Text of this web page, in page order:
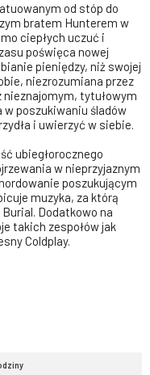
od stóp do
bratem Hunterem w
ciepłych uczuć i
poświęca nowej
pieniędzy, niż swojej
niezrozumiana przez
tytułowym
w poszukiwaniu śladów
i uwierzyć w siebie.
ubiegłorocznego
w nieprzyjaznym
poszukującym
muzyka, za którą
Dodatkowo na
takich zespołów jak
Coldplay.